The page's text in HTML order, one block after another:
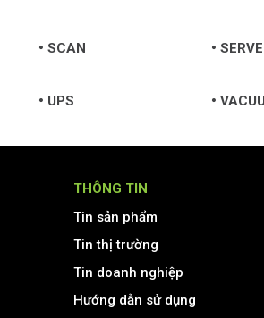
SCAN
UPS
THÔNG TIN
Tin sản phẩm
Tin thị trường
Tin doanh nghiệp
Hướng dẫn sử dụng